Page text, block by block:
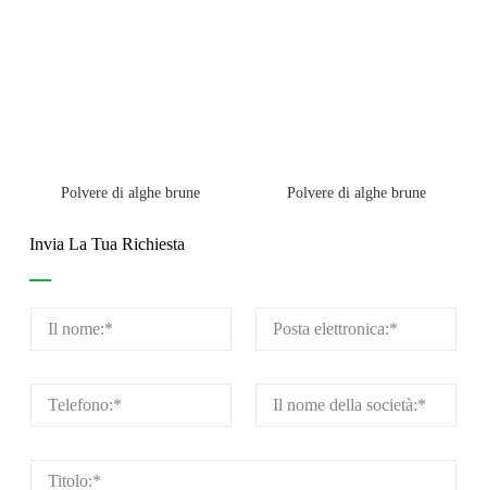
Polvere di alghe brune Polvere di alghe brune
Invia La Tua Richiesta